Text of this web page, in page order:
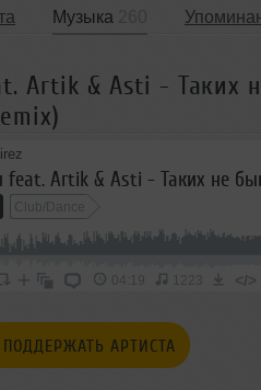
Музыка
Artik & Asti - Таких
Club/Dance
04:19 1223 </>
АРТИСТА